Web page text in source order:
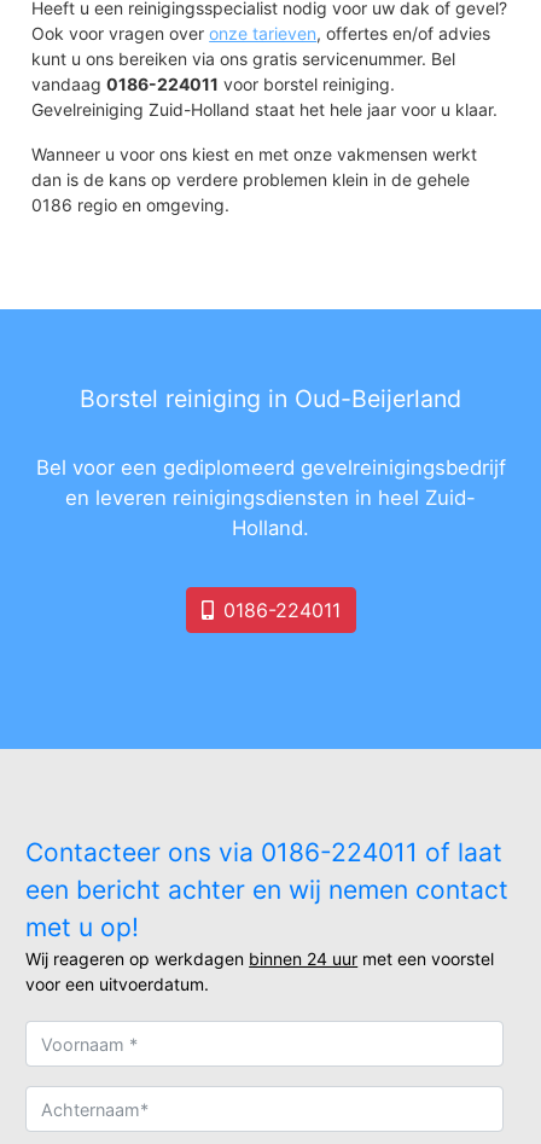
Heeft u een reinigingsspecialist nodig voor uw dak of gevel?
Ook voor vragen overonze tarieven, offertes en/of advies
kunt u ons bereiken via ons gratis servicenummer. Bel
vandaag0186-224011 voor borstel reiniging.
Gevelreiniging Zuid-Holland staat het hele jaar voor u klaar.
Wanneer u voor ons kiest en met onze vakmensen werkt
dan is de kans op verdere problemen klein in de gehele
0186 regio en omgeving.
Borstel reiniging in Oud-Beijerland
Bel voor een gediplomeerd gevelreinigingsbedrijf
en leveren reinigingsdiensten in heel Zuid-
Holland.
0186-224011
Contacteer ons via 0186-224011 of laat
een bericht achter en wij nemen contact
met u op!
Wij reageren op werkdagen binnen 24 uur met een voorstel
voor een uitvoerdatum.